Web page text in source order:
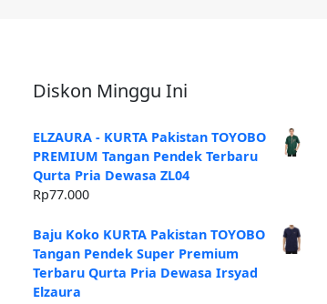
Diskon Minggu Ini
ELZAURA - KURTA Pakistan TOYOBO
PREMIUM Tangan Pendek Terbaru
Qurta Pria Dewasa ZL04
Rp77.000
Baju Koko KURTA Pakistan TOYOBO
Tangan Pendek Super Premium
Terbaru Qurta Pria Dewasa Irsyad
Elzaura